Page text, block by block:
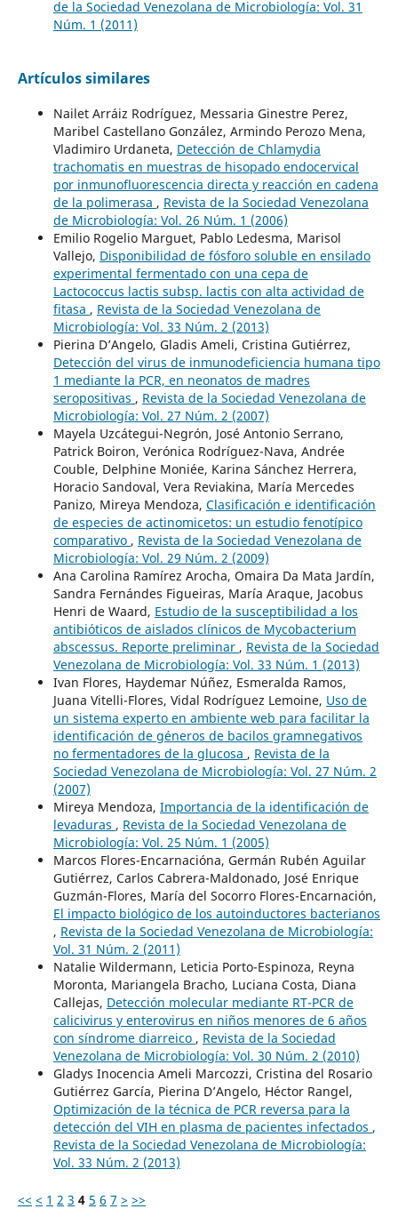
de la Sociedad Venezolana de Microbiología: Vol. 31
Núm. 1 (2011)
Artículos similares
Nailet Arráiz Rodríguez, Messaria Ginestre Perez,
Maribel Castellano González, Armindo Perozo Mena,
Vladimiro Urdaneta, Detección de Chlamydia
trachomatis en muestras de hisopado endocervical
por inmunofluorescencia directa y reacción en cadena
de la polimerasa , Revista de la Sociedad Venezolana
de Microbiología: Vol. 26 Núm. 1 (2006)
Emilio Rogelio Marguet, Pablo Ledesma, Marisol
Vallejo, Disponibilidad de fósforo soluble en ensilado
experimental fermentado con una cepa de
Lactococcus lactis subsp. lactis con alta actividad de
fitasa , Revista de la Sociedad Venezolana de
Microbiología: Vol. 33 Núm. 2 (2013)
Pierina D’Angelo, Gladis Ameli, Cristina Gutiérrez,
Detección del virus de inmunodeficiencia humana tipo
1 mediante la PCR, en neonatos de madres
seropositivas , Revista de la Sociedad Venezolana de
Microbiología: Vol. 27 Núm. 2 (2007)
Mayela Uzcátegui-Negrón, José Antonio Serrano,
Patrick Boiron, Verónica Rodríguez-Nava, Andrée
Couble, Delphine Moniée, Karina Sánchez Herrera,
Horacio Sandoval, Vera Reviakina, María Mercedes
Panizo, Mireya Mendoza, Clasificación e identificación
de especies de actinomicetos: un estudio fenotípico
comparativo , Revista de la Sociedad Venezolana de
Microbiología: Vol. 29 Núm. 2 (2009)
Ana Carolina Ramírez Arocha, Omaira Da Mata Jardín,
Sandra Fernándes Figueiras, María Araque, Jacobus
Henri de Waard, Estudio de la susceptibilidad a los
antibióticos de aislados clínicos de Mycobacterium
abscessus. Reporte preliminar , Revista de la Sociedad
Venezolana de Microbiología: Vol. 33 Núm. 1 (2013)
Ivan Flores, Haydemar Núñez, Esmeralda Ramos,
Juana Vitelli-Flores, Vidal Rodríguez Lemoine, Uso de
un sistema experto en ambiente web para facilitar la
identificación de géneros de bacilos gramnegativos
no fermentadores de la glucosa , Revista de la
Sociedad Venezolana de Microbiología: Vol. 27 Núm. 2
(2007)
Mireya Mendoza, Importancia de la identificación de
levaduras , Revista de la Sociedad Venezolana de
Microbiología: Vol. 25 Núm. 1 (2005)
Marcos Flores-Encarnacióna, Germán Rubén Aguilar
Gutiérrez, Carlos Cabrera-Maldonado, José Enrique
Guzmán-Flores, María del Socorro Flores-Encarnación,
El impacto biológico de los autoinductores bacterianos
, Revista de la Sociedad Venezolana de Microbiología:
Vol. 31 Núm. 2 (2011)
Natalie Wildermann, Leticia Porto-Espinoza, Reyna
Moronta, Mariangela Bracho, Luciana Costa, Diana
Callejas, Detección molecular mediante RT-PCR de
calicivirus y enterovirus en niños menores de 6 años
con síndrome diarreico , Revista de la Sociedad
Venezolana de Microbiología: Vol. 30 Núm. 2 (2010)
Gladys Inocencia Ameli Marcozzi, Cristina del Rosario
Gutiérrez García, Pierina D’Angelo, Héctor Rangel,
Optimización de la técnica de PCR reversa para la
detección del VIH en plasma de pacientes infectados ,
Revista de la Sociedad Venezolana de Microbiología:
Vol. 33 Núm. 2 (2013)
<< < 1 2 3 4 5 6 7 > >>